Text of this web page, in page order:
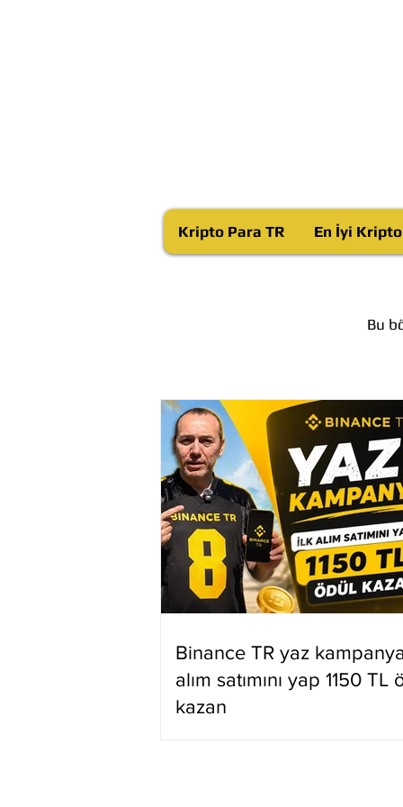
Kripto Para TR En İyi
Bu
Binance TR yaz
alım satımını yap 1150 TL
kazan